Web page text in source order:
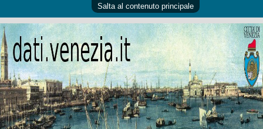
Salta al contenuto principale